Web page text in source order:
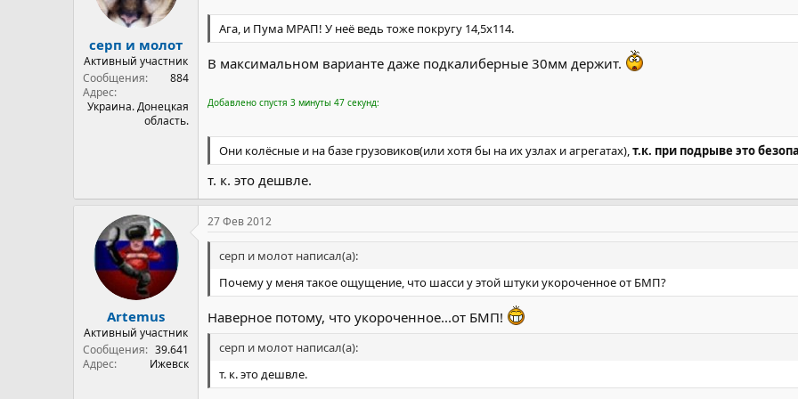
серп и молот
Активный участник
Сообщения
884
Адрес
Украина. Донецкая
область.
Ага, и Пума МРАП! У неё ведь тоже покругу 14,5х114.
В максимальном варианте даже подкалиберные 30мм держит.
Добавлено спустя 3 минуты 47 секунд:
Они колёсные и на базе грузовиков(или хотя бы на их узлах и агрегатах), т.к. при подрыве это
т. к. это дешвле.
Artemus
Активный участник
Сообщения
39.641
Адрес
Ижевск
27 Фев 2012
серп и молот написал(а):
Почему у меня такое ощущение, что шасси у этой штуки укороченное от БМП?
Наверное потому, что укороченное...от БМП!
серп и молот написал(а):
т. к. это дешвле.